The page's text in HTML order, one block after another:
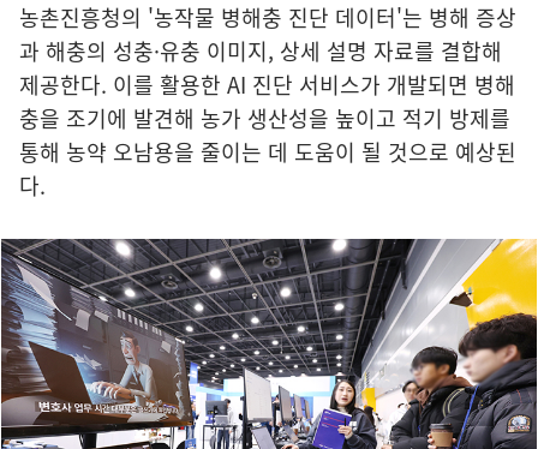
농촌진흥청의 '농작물 병해충 진단 데이터'는 병해 증상
과 해충의 성충·유충 이미지, 상세 설명 자료를 결합해
제공한다. 이를 활용한 AI 진단 서비스가 개발되면 병해
충을 조기에 발견해 농가 생산성을 높이고 적기 방제를
통해 농약 오남용을 줄이는 데 도움이 될 것으로 예상된
다.